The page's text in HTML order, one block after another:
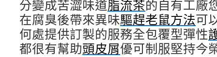
分變成苦澀味道脂流茶的自有工廠
在腐臭後帶來異味驅趕老鼠方法可
何處提供訂製的服務全包覆型彈性
都很有幫助頭皮屑優可制服堅持今